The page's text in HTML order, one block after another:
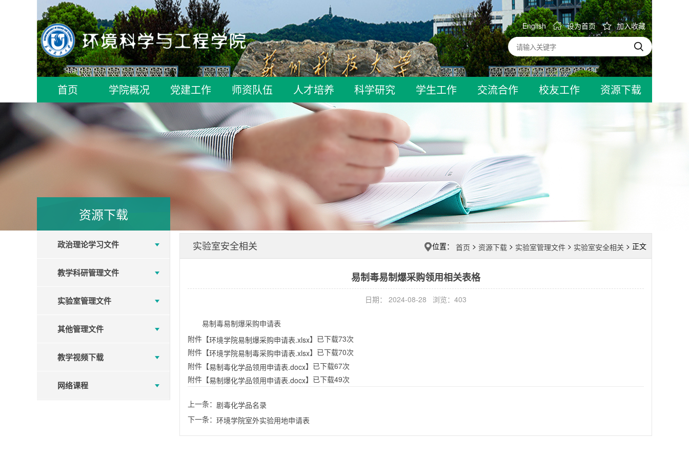
English 设为首页 加入收藏
首页 学院概况 党建工作 师资队伍 人才培养 科学研究 学生工作 交流合作 校友工作 资源下载
资源下载
政治理论学习文件
教学科研管理文件
实验室管理文件
其他管理文件
教学视频下载
网络课程
实验室安全相关 位置： 首页 > 资源下载 > 实验室管理文件 > 实验室安全相关 > 正文
易制毒易制爆采购领用相关表格
日期： 2024-08-28 浏览： 403
易制毒易制爆采购申请表
附件【环境学院易制爆采购申请表.xlsx】已下载73次
附件【环境学院易制毒采购申请表.xlsx】已下载70次
附件【易制毒化学品领用申请表.docx】已下载67次
附件【易制爆化学品领用申请表.docx】已下载49次
上一条： 剧毒化学品名录
下一条： 环境学院室外实验用地申请表